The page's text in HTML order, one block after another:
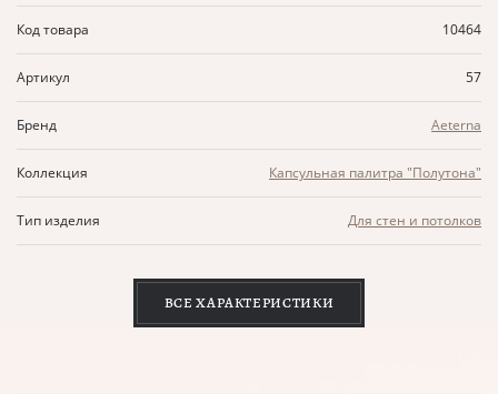
Код товара 10464
Артикул 57
Бренд Aeterna
Коллекция Капсульная палитра "Полутона"
Тип изделия Для стен и потолков
ВСЕ ХАРАКТЕРИСТИКИ